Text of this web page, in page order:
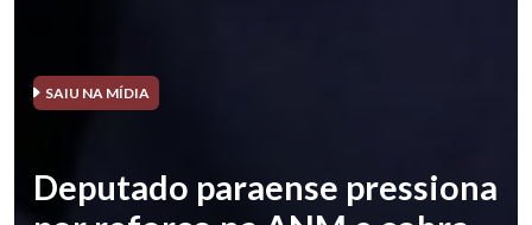
SAIU NA MÍDIA
Deputado paraense pressiona